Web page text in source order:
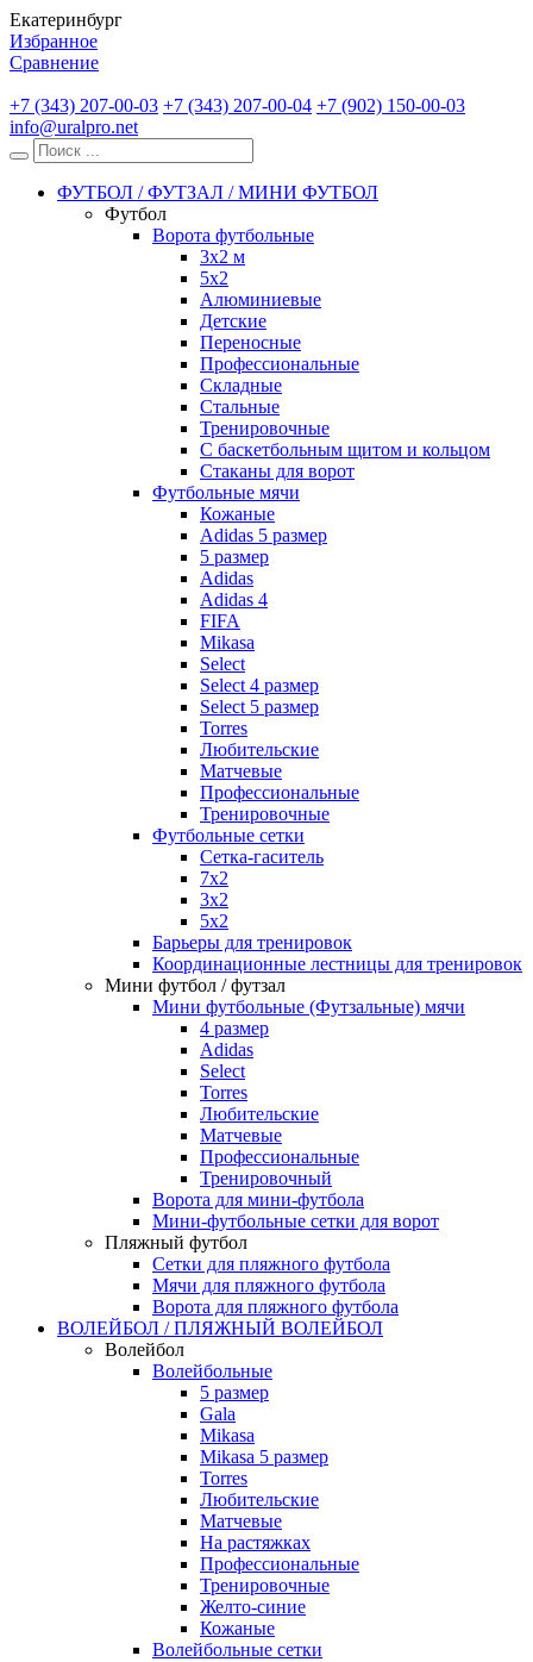
Екатеринбург
Избранное
Сравнение
+7 (343) 207-00-03 +7 (343) 207-00-04 +7 (902) 150-00-03
info@uralpro.net
ФУТБОЛ / ФУТЗАЛ / МИНИ ФУТБОЛ
Футбол
Ворота футбольные
3х2 м
5х2
Алюминиевые
Детские
Переносные
Профессиональные
Складные
Стальные
Тренировочные
С баскетбольным щитом и кольцом
Стаканы для ворот
Футбольные мячи
Кожаные
Adidas 5 размер
5 размер
Adidas
Adidas 4
FIFA
Mikasa
Select
Select 4 размер
Select 5 размер
Torres
Любительские
Матчевые
Профессиональные
Тренировочные
Футбольные сетки
Сетка-гаситель
7x2
3х2
5х2
Барьеры для тренировок
Координационные лестницы для тренировок
Мини футбол / футзал
Мини футбольные (Футзальные) мячи
4 размер
Adidas
Select
Torres
Любительские
Матчевые
Профессиональные
Тренировочный
Ворота для мини-футбола
Мини-футбольные сетки для ворот
Пляжный футбол
Сетки для пляжного футбола
Мячи для пляжного футбола
Ворота для пляжного футбола
ВОЛЕЙБОЛ / ПЛЯЖНЫЙ ВОЛЕЙБОЛ
Волейбол
Волейбольные
5 размер
Gala
Mikasa
Mikasa 5 размер
Torres
Любительские
Матчевые
На растяжках
Профессиональные
Тренировочные
Желто-синие
Кожаные
Волейбольные сетки